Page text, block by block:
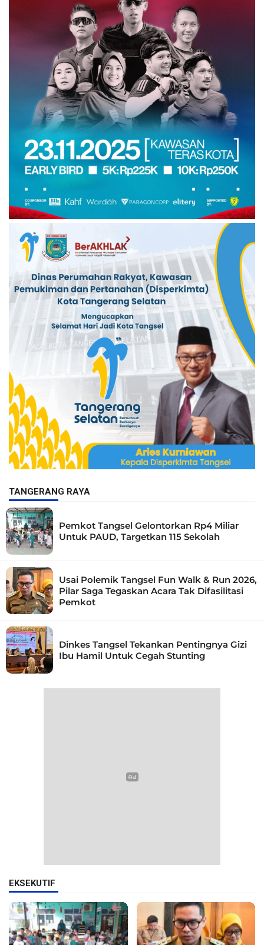
TANGERANG RAYA
Pemkot Tangsel Gelontorkan Rp4 Miliar
Untuk PAUD, Targetkan 115 Sekolah
Usai Polemik Tangsel Fun Walk & Run 2026,
Pilar Saga Tegaskan Acara Tak Difasilitasi
Pemkot
Dinkes Tangsel Tekankan Pentingnya Gizi
Ibu Hamil Untuk Cegah Stunting
EKSEKUTIF